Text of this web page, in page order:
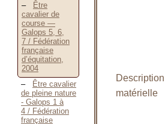
Être
cavalier de
course —
Galops 5, 6,
7 / Fédération
française
d’équitation,
2004
Être cavalier
de pleine nature
- Galops 1 à
4 / Fédération
française
Description
matérielle